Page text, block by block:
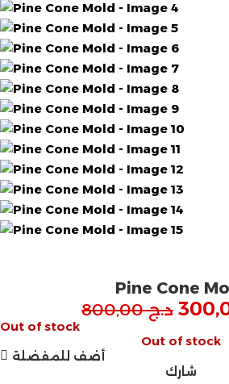
Pine Cone
د.ج800,00
Out of stock
Out of stock
أضف للمفضلة
شارك